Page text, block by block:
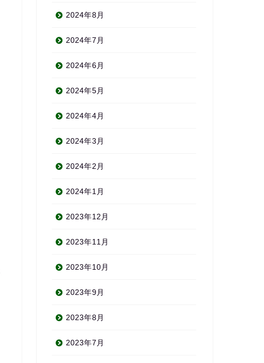
2024年8月
2024年7月
2024年6月
2024年5月
2024年4月
2024年3月
2024年2月
2024年1月
2023年12月
2023年11月
2023年10月
2023年9月
2023年8月
2023年7月